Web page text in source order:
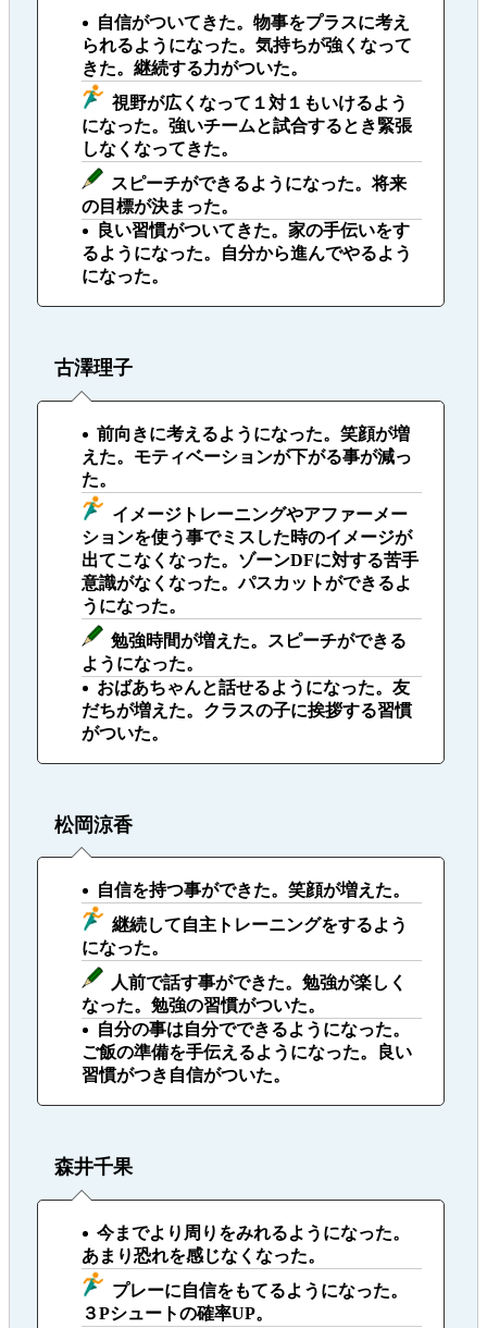
自信がついてきた。物事をプラスに考え
られるようになった。気持ちが強くなって
きた。継続する力がついた。
視野が広くなって１対１もいけるよう
になった。強いチームと試合するとき緊張
しなくなってきた。
スピーチができるようになった。将来
の目標が決まった。
良い習慣がついてきた。家の手伝いをす
るようになった。自分から進んでやるよう
になった。
古澤理子
前向きに考えるようになった。笑顔が増
えた。モティベーションが下がる事が減っ
た。
イメージトレーニングやアファーメー
ションを使う事でミスした時のイメージが
出てこなくなった。ゾーンDFに対する苦手
意識がなくなった。パスカットができるよ
うになった。
勉強時間が増えた。スピーチができる
ようになった。
おばあちゃんと話せるようになった。友
だちが増えた。クラスの子に挨拶する習慣
がついた。
松岡涼香
自信を持つ事ができた。笑顔が増えた。
継続して自主トレーニングをするよう
になった。
人前で話す事ができた。勉強が楽しく
なった。勉強の習慣がついた。
自分の事は自分でできるようになった。
ご飯の準備を手伝えるようになった。良い
習慣がつき自信がついた。
森井千果
今までより周りをみれるようになった。
あまり恐れを感じなくなった。
プレーに自信をもてるようになった。
３Pシュートの確率UP。